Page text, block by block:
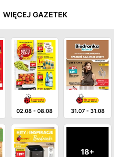
WIĘCEJ GAZETEK
02.08 -08.08 31.07- 31.08
18+